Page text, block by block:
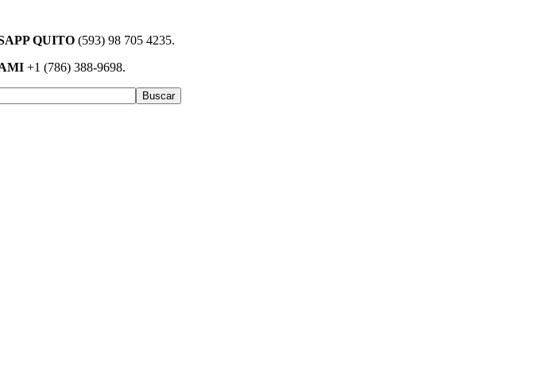
QUITO (593) 98 705 4235.
+1 (786) 388-9698.